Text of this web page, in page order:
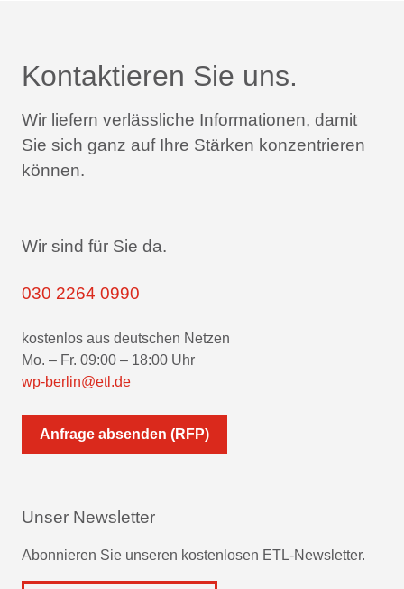
Kontaktieren Sie uns.
Wir liefern verlässliche Informationen, damit
Sie sich ganz auf Ihre Stärken konzentrieren
können.
Wir sind für Sie da.
030 2264 0990
kostenlos aus deutschen Netzen
Mo. – Fr. 09:00 – 18:00 Uhr
wp-berlin@etl.de
Anfrage absenden (RFP)
Unser Newsletter
Abonnieren Sie unseren kostenlosen ETL-Newsletter.